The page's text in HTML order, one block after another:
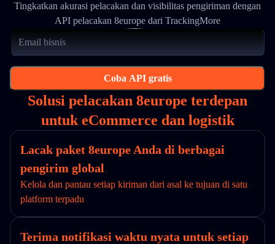
Tingkatkan akurasi pelacakan dan visibilitas pengiriman dengan
API pelacakan 8europe dari TrackingMore
Coba API gratis
Solusi pelacakan 8europe terdepan
untuk eCommerce dan logistik
Lacak paket 8europe Anda di berbagai
pengirim global
Kelola dan pantau setiap kiriman dari asal ke tujuan di satu
platform terpadu
Terima notifikasi waktu nyata untuk setiap